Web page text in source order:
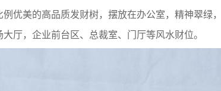
优美的高品质发财树，摆放在办公室，精神翠绿
厅，企业前台区、总裁室、门厅等风水财位。